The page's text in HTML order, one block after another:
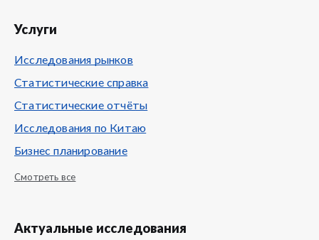
Услуги
Исследования рынков
Статистические справка
Статистические отчёты
Исследования по Китаю
Бизнес планирование
Смотреть все
Актуальные исследования